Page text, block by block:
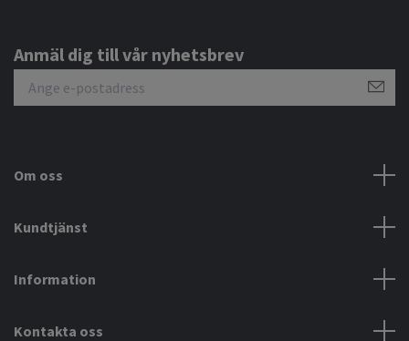
Anmäl dig till vår nyhetsbrev
Om oss
Kundtjänst
Information
Kontakta oss